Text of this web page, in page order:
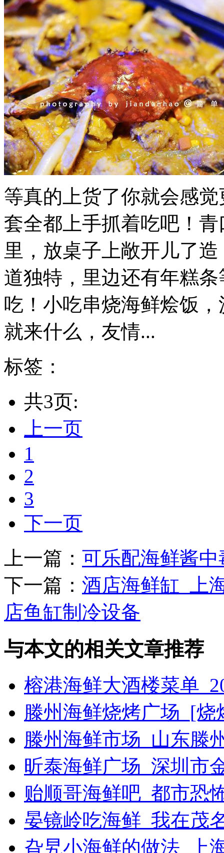
等真的上货了你就会感
套全都上手抓着吃吧！
里，放桌子上敞开儿了
道独特，里边还有年糕
吃！小吃串烧海鲜烩饭
就来什么，友情...
标签：
共3页:
上一页
1
2
3
下一页
上一篇： 可乐配海鲜酱
下一篇： 酒店海鲜缸_上
店鱼缸制冷设备
与本文的相关文章推荐
榕港海鲜大酒楼菜单
滕州海鲜烧烤广场_[
滕州海鲜市场_山东滕
昕泰海鲜广场_深圳市
贻顺哥海鲜吧_都市恐
晏镜岭吃海鲜_我在茂
旮旯小海鲜的做法_上